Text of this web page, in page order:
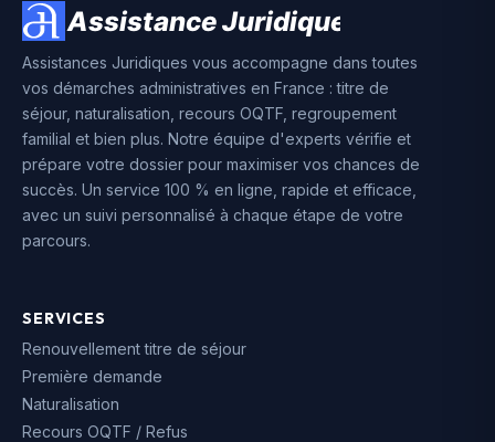
Assistances Juridiques vous accompagne dans toutes
vos démarches administratives en France : titre de
séjour, naturalisation, recours OQTF, regroupement
familial et bien plus. Notre équipe d'experts vérifie et
prépare votre dossier pour maximiser vos chances de
succès. Un service 100 % en ligne, rapide et efficace,
avec un suivi personnalisé à chaque étape de votre
parcours.
SERVICES
Renouvellement titre de séjour
Première demande
Naturalisation
Recours OQTF / Refus